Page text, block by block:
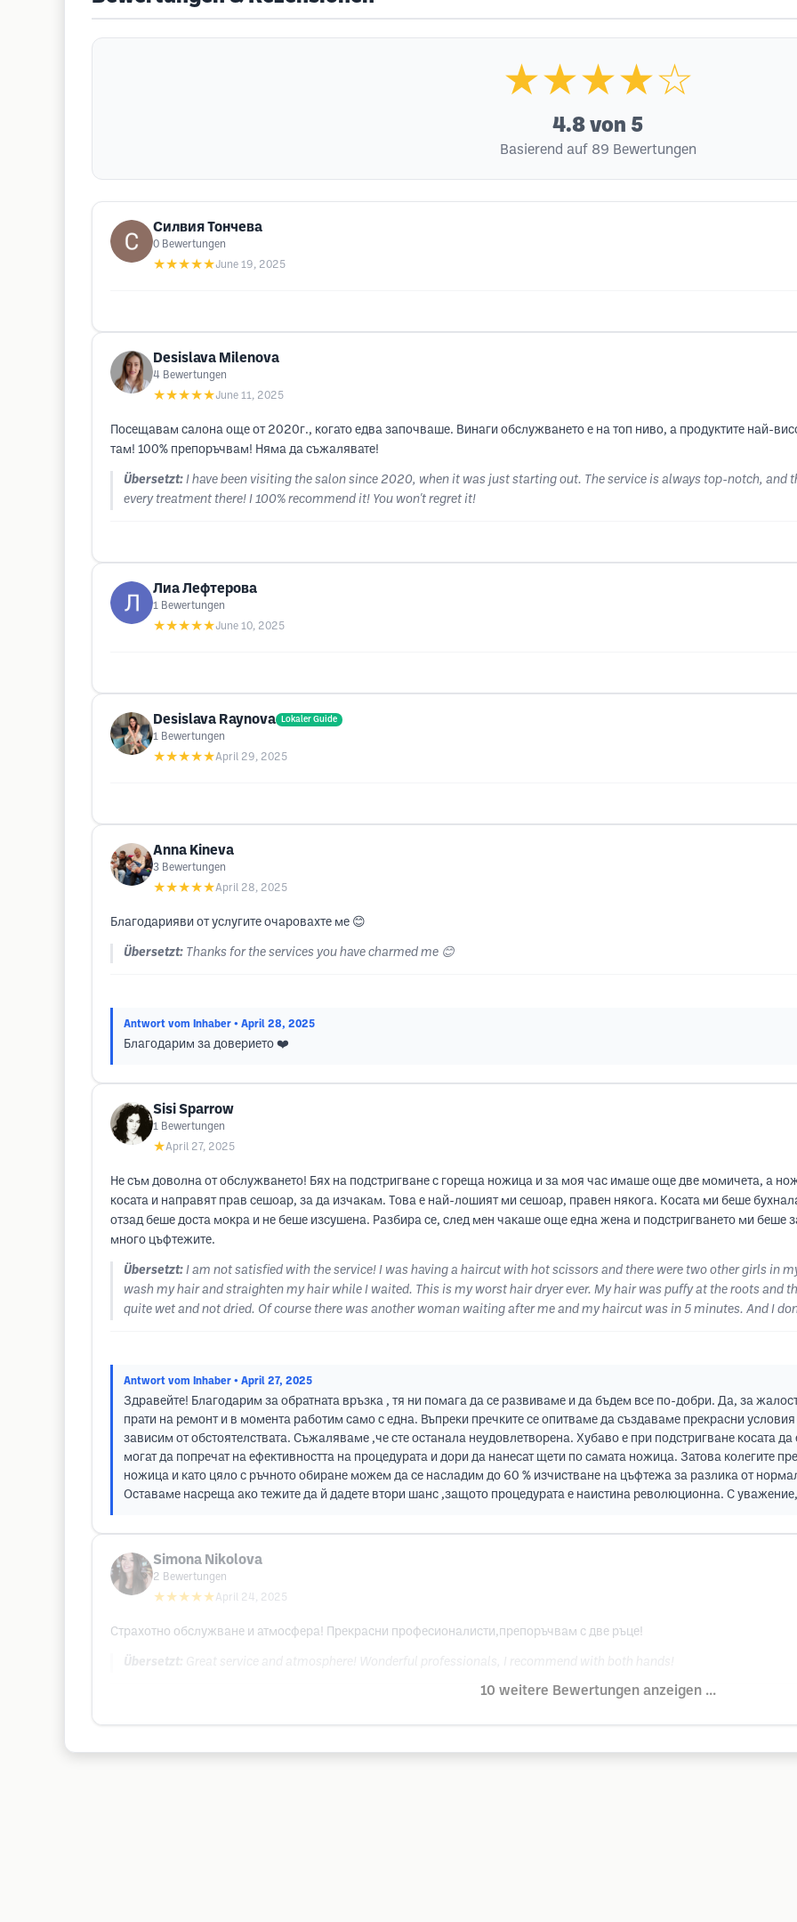
★★★★☆
4.8 von 5
Basierend auf 89 Bewertungen
Силвия Тончева
0 Bewertungen
★★★★★June 19, 2025
Desislava Milenova
4 Bewertungen
★★★★★June 11, 2025
Посещавам салона още от 2020г., когато едва започваше. Винаги обслужването е на топ ниво, а продуктите най-
там! 100% препоръчвам! Няма да съжалявате!
Übersetzt: I have been visiting the salon since 2020, when it was just starting out. The service is always top-notch, and
every treatment there! I 100% recommend it! You won't regret it!
Лиа Лефтерова
1 Bewertungen
★★★★★June 10, 2025
Desislava Raynova Lokaler Guide
1 Bewertungen
★★★★★April 29, 2025
Anna Kineva
3 Bewertungen
★★★★★April 28, 2025
Благодарияви от услугите очаровахте ме 😊
Übersetzt: Thanks for the services you have charmed me 😊
Antwort vom Inhaber • April 28, 2025
Благодарим за доверието ❤️
Sisi Sparrow
1 Bewertungen
★April 27, 2025
Не съм доволна от обслужването! Бях на подстригване с гореща ножица и за моя час имаше още две момичета, а
косата и направят прав сешоар, за да изчакам. Това е най-лошият ми сешоар, правен някога. Косата ми беше
отзад беше доста мокра и не беше изсушена. Разбира се, след мен чакаше още една жена и подстригването ми беше
много цъфтежите.
Übersetzt: I am not satisfied with the service! I was having a haircut with hot scissors and there were two other girls in
wash my hair and straighten my hair while I waited. This is my worst hair dryer ever. My hair was puffy at the roots and
quite wet and not dried. Of course there was another woman waiting after me and my haircut was in 5 minutes. And I
Antwort vom Inhaber • April 27, 2025
Здравейте! Благодарим за обратната връзка , тя ни помага да се развиваме и да бъдем все по-добри. Да, за
прати на ремонт и в момента работим само с една. Въпреки пречките се опитваме да създаваме прекрасни
зависим от обстоятелствата. Съжаляваме ,че сте останала неудовлетворена. Хубаво е при подстригване косата
могат да попречат на ефективността на процедурата и дори да нанесат щети по самата ножица. Затова колегите
ножица и като цяло с ръчното обиране можем да се насладим до 60 % изчистване на цъфтежа за разлика от
Оставаме насреща ако тежите да й дадете втори шанс ,защото процедурата е наистина революционна. С
Simona Nikolova
2 Bewertungen
★★★★★April 24, 2025
Страхотно обслужване и атмосфера! Прекрасни професионалисти,препоръчвам с две ръце!
Übersetzt: Great service and atmosphere! Wonderful professionals, I recommend with both hands!
10 weitere Bewertungen anzeigen ...